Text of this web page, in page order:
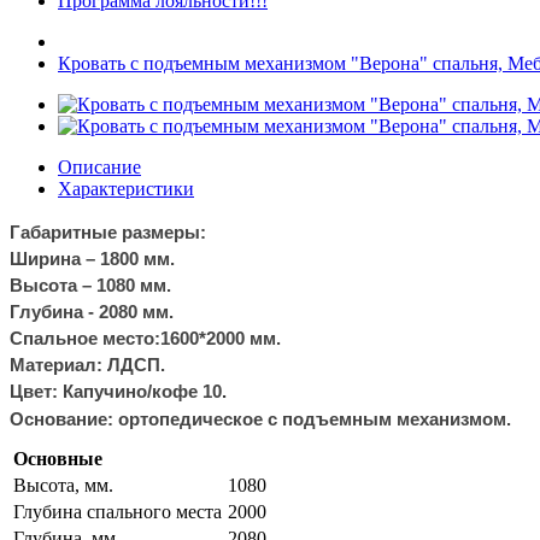
Кровать с подъемным механизмом "Верона" спальня,
Описание
Характеристики
Габаритные размеры:
Ширина – 1800 мм.
Высота – 1080 мм.
Глубина - 2080 мм.
Спальное место:1600*2000 мм.
Материал: ЛДСП.
Цвет: Капучино/кофе 10.
Основание: ортопедическое с подъемным механизмом.
Основные
Высота, мм.
1080
Глубина спального места 2000